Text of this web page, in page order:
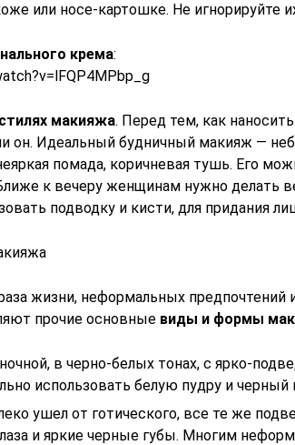
или носе-картошке. Не игнорируйте
крема:
макияжа. Перед тем, как
он. Идеальный будничный макияж —
помада, коричневая тушь. Его
к вечеру женщинам нужно делать
подводку и кисти, для придания
жизни, неформальных предпочтений
прочие основные виды и формы
в черно-белых тонах, с ярко-
использовать белую пудру и
ушел от готического, все те же
и яркие черные губы. Многим